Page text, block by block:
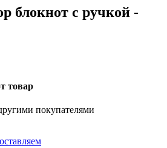
блокнот с ручкой -
товар
покупателями